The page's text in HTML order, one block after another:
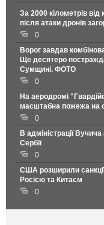
За 2000 кілометрів
після атаки дронів
0
Ворог завдав
Ще десятеро
Сумщині. ФОТО
0
На аеродромі
масштабна пожежа на
0
В адміністрації
Сербії
0
США розширили
Росією та Китаєм
0